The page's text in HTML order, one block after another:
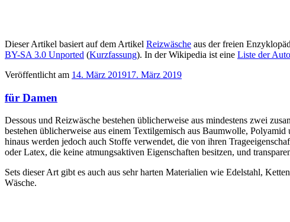
Dieser Artikel basiert auf dem Artikel Reizwäsche aus der freien
BY-SA 3.0 Unported (Kurzfassung). In der Wikipedia ist eine Liste der
Veröffentlicht am 14. März 201917. März 2019
für Damen
Dessous und Reizwäsche bestehen üblicherweise aus mindestens zwei
bestehen üblicherweise aus einem Textilgemisch aus Baumwolle,
hinaus werden jedoch auch Stoffe verwendet, die von ihren
oder Latex, die keine atmungsaktiven Eigenschaften besitzen, und
Sets dieser Art gibt es auch aus sehr harten Materialien wie Edelstahl,
Wäsche.